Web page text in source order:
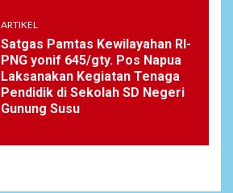
ARTIKEL
Satgas Pamtas Kewilayahan RI-
PNG yonif 645/gty. Pos Napua
Laksanakan Kegiatan Tenaga
Pendidik di Sekolah SD Negeri
Gunung Susu